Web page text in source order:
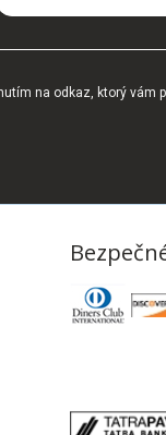
na odkaz, ktorý vám